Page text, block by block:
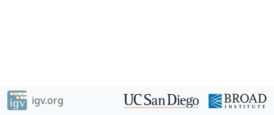
igv.org